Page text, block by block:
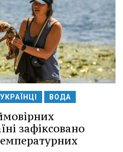
УКРАЇНЦІ ВОДА
зафіксовано